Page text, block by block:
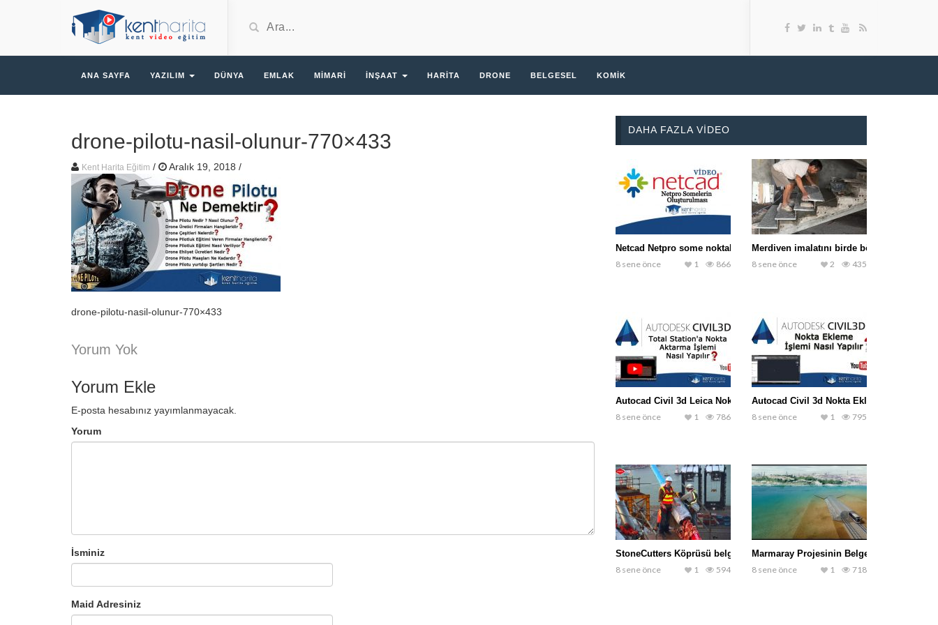
ANA SAYFA YAZILIM DÜNYA EMLAK MIMARI İNŞAAT HARITA DRONE BELGESEL KOMIK
drone-pilotu-nasil-olunur-770×433
Kent Harita Eğitim / Aralık 19, 2018 /
drone-pilotu-nasil-olunur-770×433
Yorum Yok
Yorum Ekle
E-posta hesabınız yayımlanmayacak.
Yorum
İsminiz
Maid Adresiniz
DAHA FAZLA VIDEO
Netcad Netpro some noktalarının oluşturulması
8 sene önce
866
1
Merdiven imalatını birde böyle izleyin
8 sene önce
435
2
Autocad Civil 3d Leica Nokta Aktarma
8 sene önce
786
1
Autocad Civil 3d Nokta Ekleme İşlemi
8 sene önce
795
1
StoneCutters Köprüsü belgeseli
8 sene önce
594
1
Marmaray Projesinin Belgeseli
8 sene önce
718
1